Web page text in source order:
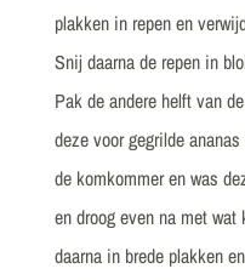
plakken in repen en
Snij daarna de repen in
Pak de andere helft van
deze voor gegrilde
de komkommer en was
en droog even na met
daarna in brede plakken